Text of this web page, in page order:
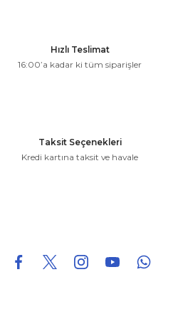
Hızlı Teslimat
16:00’a kadar ki tüm siparişler
Taksit Seçenekleri
Kredi kartına taksit ve havale